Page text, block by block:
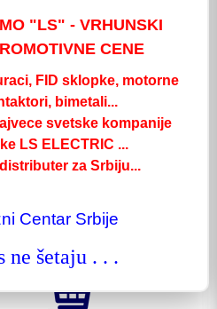
"LS" - VRHUNSKI
CENE
FID sklopke, motorne
bimetali...
svetske kompanije
LS ELECTRIC ...
za Srbiju...
Centar Srbije
ne šetaju . . .
- BA31
115,50 RSD / kom
140,00 RSD / kom